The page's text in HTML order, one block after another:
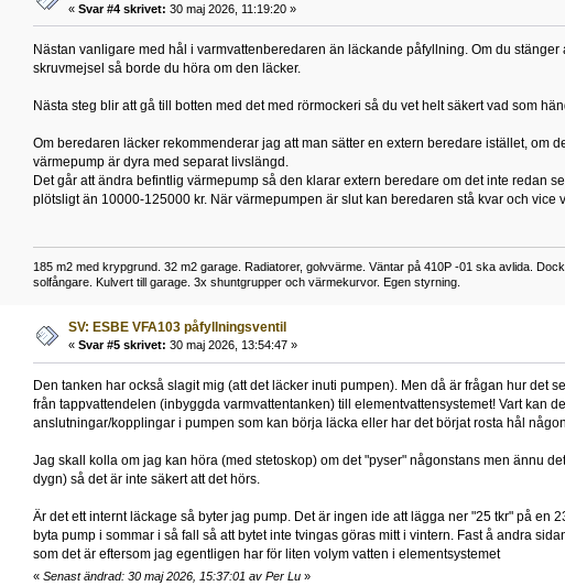
« Svar #4 skrivet: 30 maj 2026, 11:19:20 »
Nästan vanligare med hål i varmvattenberedaren än läckande påfyllning. Om du
skruvmejsel så borde du höra om den läcker.
Nästa steg blir att gå till botten med det med rörmockeri så du vet helt säkert vad som
Om beredaren läcker rekommenderar jag att man sätter en extern beredare istället, om
värmepump är dyra med separat livslängd.
Det går att ändra befintlig värmepump så den klarar extern beredare om det inte redan
plötsligt än 10000-125000 kr. När värmepumpen är slut kan beredaren stå kvar och vice
185 m2 med krypgrund. 32 m2 garage. Radiatorer, golvvärme. Väntar på 410P -01 ska avlida.
solfångare. Kulvert till garage. 3x shuntgrupper och värmekurvor. Egen styrning.
SV: ESBE VFA103 påfyllningsventil
« Svar #5 skrivet: 30 maj 2026, 13:54:47 »
Den tanken har också slagit mig (att det läcker inuti pumpen). Men då är frågan hur det
från tappvattendelen (inbyggda varmvattentanken) till elementvattensystemet! Vart kan
anslutningar/kopplingar i pumpen som kan börja läcka eller har det börjat rosta hål
Jag skall kolla om jag kan höra (med stetoskop) om det "pyser" någonstans men ännu
dygn) så det är inte säkert att det hörs.
Är det ett internt läckage så byter jag pump. Det är ingen ide att lägga ner "25 tkr" på en
byta pump i sommar i så fall så att bytet inte tvingas göras mitt i vintern. Fast å andra
som det är eftersom jag egentligen har för liten volym vatten i elementsystemet
« Senast ändrad: 30 maj 2026, 15:37:01 av Per Lu»